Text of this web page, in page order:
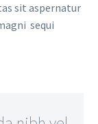
sit aspernatur
sequi